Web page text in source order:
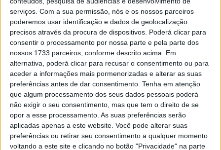
serviços. Com a sua permissão, nós e os nossos parceiros
poderemos usar identificação e dados de geolocalização
precisos através da procura de dispositivos. Poderá clicar para
consentir o processamento por nossa parte e pela parte dos
nossos 1733 parceiros, conforme descrito acima. Em
alternativa, poderá clicar para recusar o consentimento ou para
aceder a informações mais pormenorizadas e alterar as suas
preferências antes de dar consentimento. Tenha em atenção
que algum processamento dos seus dados pessoais poderá
não exigir o seu consentimento, mas que tem o direito de se
opor a esse processamento. As suas preferências serão
aplicadas apenas a este website. Você pode alterar suas
preferências ou retirar seu consentimento a qualquer momento
voltando a este site e clicando no botão "Privacidade" na parte
um dos três líderes da Andebol 1, só com vitórias,
juntamente com Benfica e ABC de Braga.
Esta e outras notícias para ouvir na Estação Diária – 96.8
FM ou em www.968.fm
Pub
TAGS Académico de Viseu Andebol 1